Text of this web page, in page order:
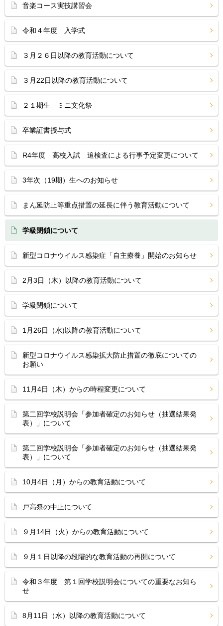
音楽コース実技講習会
令和４年度 入学式
３月２６日以降の教育活動について
３月22日以降の教育活動について
２１期生 ミニ文化祭
卒業証書授与式
R4年度 高校入試 追検査による行事予定変更について
3年次（19期）生へのお知らせ
まん延防止等重点措置の延長に伴う教育活動について
学級閉鎖について
新型コロナウイルス感染症「自主療養」開始のお知らせ
2月3日（木）以降の教育活動について
学級閉鎖について
1月26日（水)以降の教育活動について
新型コロナウイルス感染拡大防止措置の徹底についての
お願い
11月4日（木）からの時程変更について
第二回学校説明会「参加者確定のお知らせ（抽選結果発
表）」について
第二回学校説明会「参加者確定のお知らせ（抽選結果発
表）」について
10月4日（月）からの教育活動について
戸高祭の中止について
９月14日（火）からの教育活動について
９月１日以降の段階的な教育活動の再開について
令和３年度 第１回学校説明会についての重要なお知ら
せ
8月11日（水）以降の教育活動について